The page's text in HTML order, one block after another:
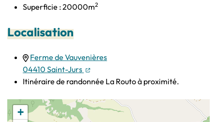
Superficie : 20000m2
Localisation
Ferme de Vauvenières
04410 Saint-Jurs (ouverture dans un nouvel onglet)
(ouverture dans un nouvel onglet)
Itinéraire de randonnée La Routo à proximité.
+